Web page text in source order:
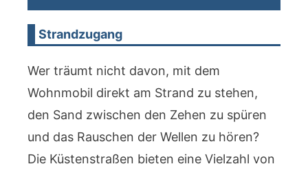
Strandzugang
Wer träumt nicht davon, mit dem
Wohnmobil direkt am Strand zu stehen,
den Sand zwischen den Zehen zu spüren
und das Rauschen der Wellen zu hören?
Die Küstenstraßen bieten eine Vielzahl von